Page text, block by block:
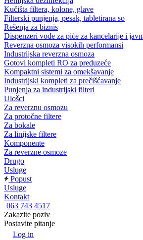
Kučišta filtera, kolone, glave
Filterski punjenja, pesak, tabletirana so
Rešenja za biznis
Dispenzeri vode za piće za kancelarije i
Reverzna osmoza visokih performansi
Industrijska reverzna osmoza
Gotovi kompleti RO za preduzeće
Kompaktni sistemi za omekšavanje
Industrijski kompleti za prečišćavanje
Punjenja za industrijski filteri
Ulošci
Za reverznu osmozu
Za protočne filtere
Za bokale
Za linijske filtere
Komponente
Za reverzne osmoze
Drugo
Usluge
Popust
Usluge
Kontakt
063 743 4517
Zakazite poziv
Postavite pitanje
Log in